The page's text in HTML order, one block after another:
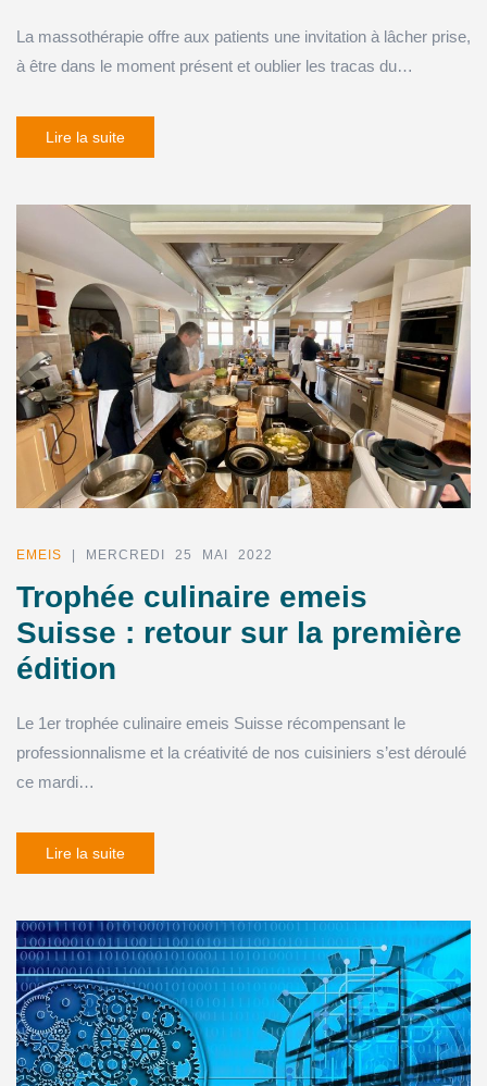
La massothérapie offre aux patients une invitation à lâcher prise,
à être dans le moment présent et oublier les tracas du…
Lire la suite
EMEIS | MERCREDI 25 MAI 2022
Trophée culinaire emeis
Suisse : retour sur la première
édition
Le 1er trophée culinaire emeis Suisse récompensant le
professionnalisme et la créativité de nos cuisiniers s’est déroulé
ce mardi…
Lire la suite